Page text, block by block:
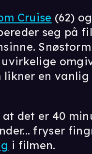
Cruise (62)
seg på
likner en
det er 40
fryser
i filmen.